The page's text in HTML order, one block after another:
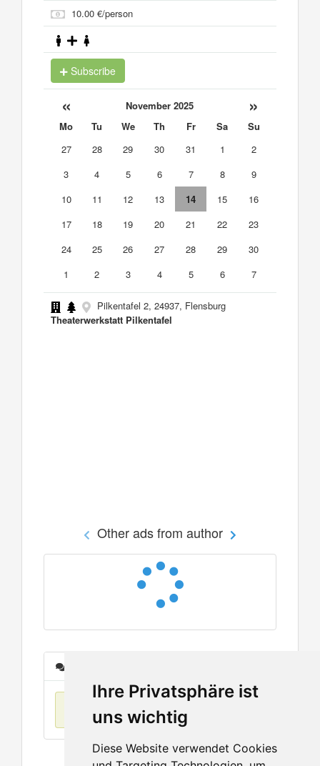
Ihre Privatsphäre ist
uns wichtig
Diese Website verwendet Cookies
10.00 €/person
Subscribe
« November 2025 »
Mo Tu We Th Fr Sa
Su
27
28 29 30 31 1
2
3
4 5 6 7 8
9
10
11 12 13 14 15
16
17
18 19 20 21 22
23
24
25 26 27 28 29
30
1
2 3 4 5 6 7
Pilkentafel 2, 24937, Flensburg
Theaterwerkstatt Pilkentafel
Other ads from author
No items found